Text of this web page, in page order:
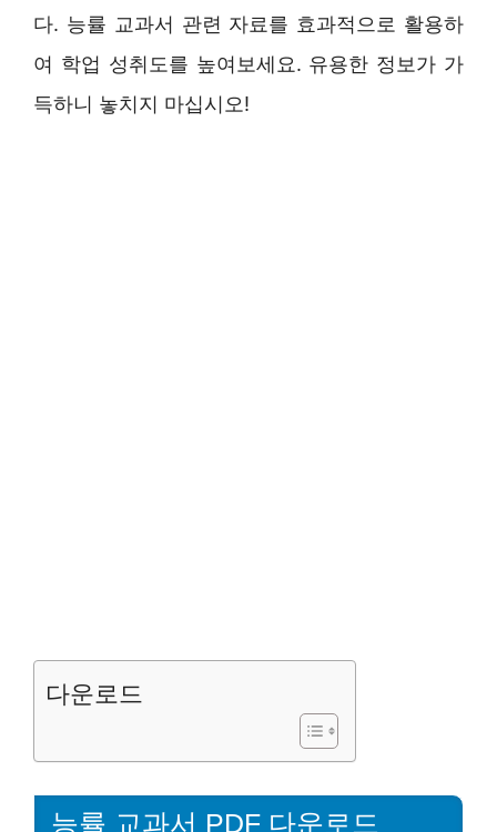
다. 능률 교과서 관련 자료를 효과적으로 활용하
여 학업 성취도를 높여보세요. 유용한 정보가 가
득하니 놓치지 마십시오!
다운로드
능률 교과서 PDF 다운로드